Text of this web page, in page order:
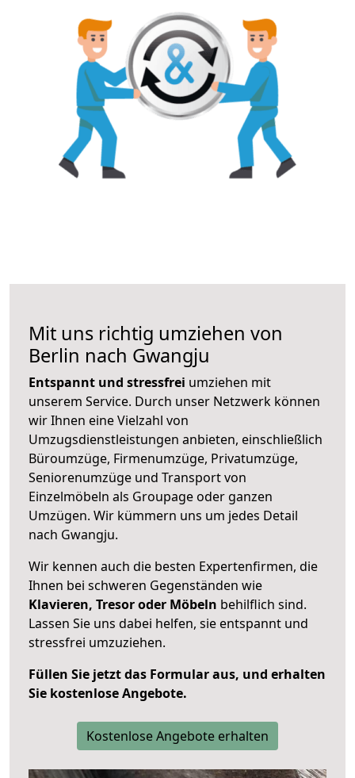
Mit uns richtig umziehen von
Berlin nach Gwangju
Entspannt und stressfrei umziehen mit
unserem Service. Durch unser Netzwerk können
wir Ihnen eine Vielzahl von
Umzugsdienstleistungen anbieten, einschließlich
Büroumzüge, Firmenumzüge, Privatumzüge,
Seniorenumzüge und Transport von
Einzelmöbeln als Groupage oder ganzen
Umzügen. Wir kümmern uns um jedes Detail
nach Gwangju.
Wir kennen auch die besten Expertenfirmen, die
Ihnen bei schweren Gegenständen wie
Klavieren, Tresor oder Möbeln behilflich sind.
Lassen Sie uns dabei helfen, sie entspannt und
stressfrei umzuziehen.
Füllen Sie jetzt das Formular aus, und erhalten
Sie kostenlose Angebote.
Kostenlose Angebote erhalten